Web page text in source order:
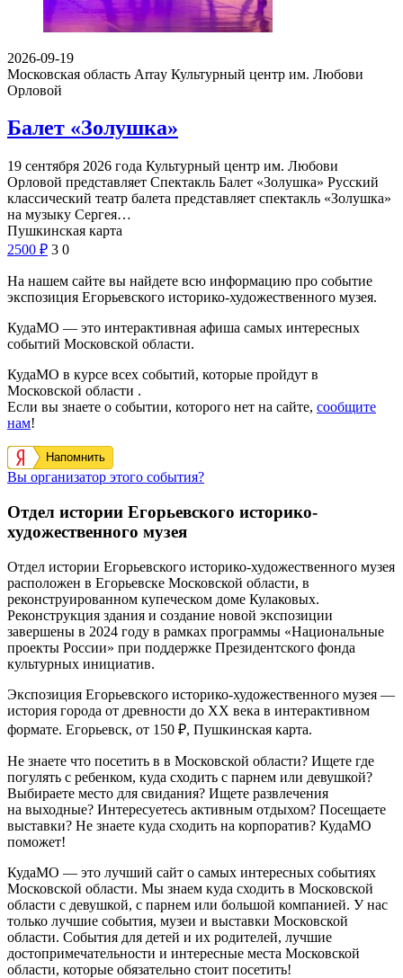
2026-09-19
Московская область Array Культурный центр им. Любови
Орловой
Балет «Золушка»
19 сентября 2026 года Культурный центр им. Любови
Орловой представляет Спектакль Балет «Золушка» Русский
классический театр балета представляет спектакль «Золушка»
на музыку Сергея…
Пушкинская карта
2500 ₽ 3 0
На нашем сайте вы найдете всю информацию про событие
экспозиция Егорьевского историко-художественного музея.
КудаМО — это интерактивная афиша самых интересных
событий Московской области.
КудаМО в курсе всех событий, которые пройдут в
Московской области .
Если вы знаете о событии, которого нет на сайте, сообщите
нам!
Напомнить
Вы организатор этого события?
Отдел истории Егорьевского историко-
художественного музея
Отдел истории Егорьевского историко-художественного музея
расположен в Егорьевске Московской области, в
реконструированном купеческом доме Кулаковых.
Реконструкция здания и создание новой экспозиции
завершены в 2024 году в рамках программы «Национальные
проекты России» при поддержке Президентского фонда
культурных инициатив.
Экспозиция Егорьевского историко-художественного музея —
история города от древности до XX века в интерактивном
формате. Егорьевск, от 150 ₽, Пушкинская карта.
Не знаете что посетить в в Московской области? Ищете где
погулять с ребенком, куда сходить с парнем или девушкой?
Выбираете место для свидания? Ищете развлечения
на выходные? Интересуетесь активным отдыхом? Посещаете
выставки? Не знаете куда сходить на корпоратив? КудаМО
поможет!
КудаМО — это лучший сайт о самых интересных событиях
Московской области. Мы знаем куда сходить в Московской
области с девушкой, с парнем или большой компанией. У нас
только лучшие события, музеи и выставки Московской
области. События для детей и их родителей, лучшие
достопримечательности и интересные места Московской
области, которые обязательно стоит посетить!